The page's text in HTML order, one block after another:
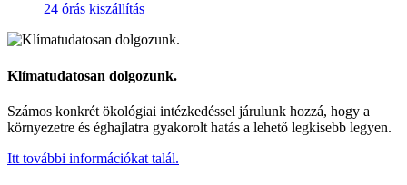
24 órás kiszállítás
Klímatudatosan dolgozunk.
Számos konkrét ökológiai intézkedéssel járulunk hozzá, hogy a
környezetre és éghajlatra gyakorolt hatás a lehető legkisebb legyen.
Itt további információkat talál.